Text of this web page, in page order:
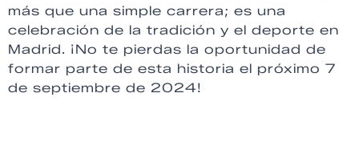
más que una simple carrera; es una
celebración de la tradición y el deporte en
Madrid. ¡No te pierdas la oportunidad de
formar parte de esta historia el próximo 7
de septiembre de 2024!